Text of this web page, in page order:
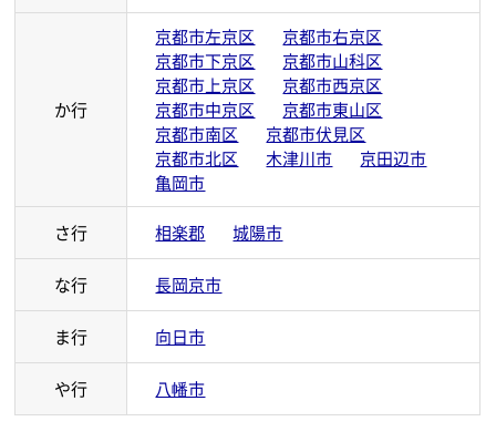
か行
京都市左京区
京都市右京区
京都市下京区
京都市山科区
京都市上京区
京都市西京区
京都市中京区
京都市東山区
京都市南区
京都市伏見区
京都市北区
木津川市
京田辺市
亀岡市
さ行 相楽郡 城陽市
な行 長岡京市
ま行 向日市
や行 八幡市